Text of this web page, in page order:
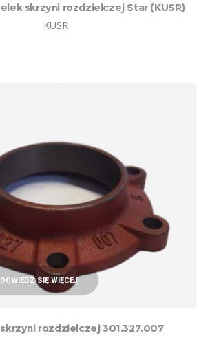
skrzyni rozdzielczej Star (KUSR)
KUSR
DOWIEDZ SIĘ WIĘCEJ
rozdzielczej 301.327.007